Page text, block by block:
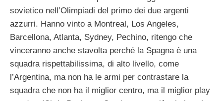
sovietico nell’Olimpiadi del primo dei due argenti
azzurri. Hanno vinto a Montreal, Los Angeles,
Barcellona, Atlanta, Sydney, Pechino, ritengo che
vinceranno anche stavolta perché la Spagna è una
squadra rispettabilissima, di alto livello, come
l’Argentina, ma non ha le armi per contrastare la
squadra che non ha il miglior centro, ma il miglior play